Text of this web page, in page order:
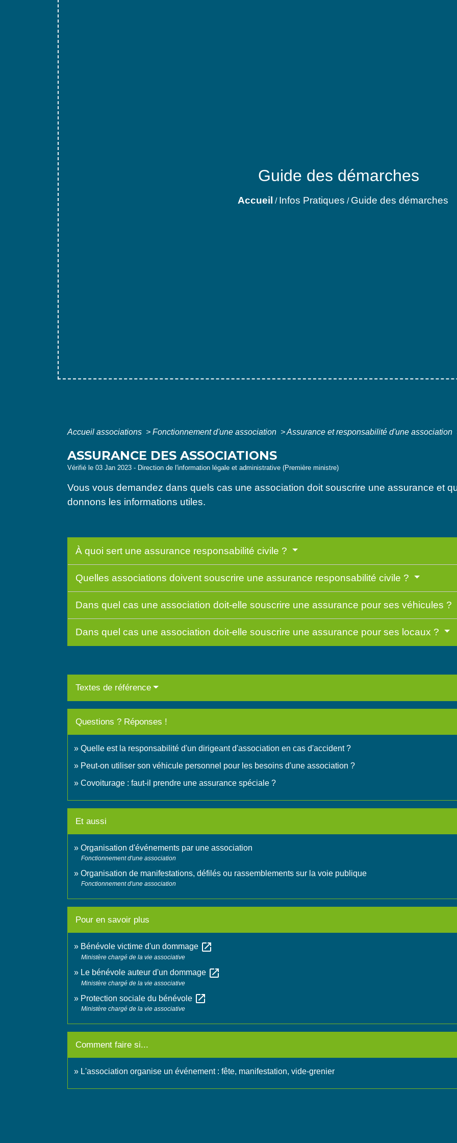
Guide des démarches
Accueil / Infos Pratiques / Guide des démarches
Accueil associations > Fonctionnement d'une association >Assurance et responsabilité d'une association
ASSURANCE DES ASSOCIATIONS
Vérifié le 03 Jan 2023 - Direction de l'information légale et administrative (Première ministre)
Vous vous demandez dans quels cas une association doit souscrire une assurance et
donnons les informations utiles.
À quoi sert une assurance responsabilité civile ?
Quelles associations doivent souscrire une assurance responsabilité civile ?
Dans quel cas une association doit-elle souscrire une assurance pour ses véhicules ?
Dans quel cas une association doit-elle souscrire une assurance pour ses locaux ?
Textes de référence
Questions ? Réponses !
Quelle est la responsabilité d'un dirigeant d'association en cas d'accident ?
Peut-on utiliser son véhicule personnel pour les besoins d'une association ?
Covoiturage : faut-il prendre une assurance spéciale ?
Et aussi
Organisation d'événements par une association
Fonctionnement d'une association
Organisation de manifestations, défilés ou rassemblements sur la voie publique
Fonctionnement d'une association
Pour en savoir plus
Bénévole victime d'un dommage open_in_new
Ministère chargé de la vie associative
Le bénévole auteur d'un dommage open_in_new
Ministère chargé de la vie associative
Protection sociale du bénévole open_in_new
Ministère chargé de la vie associative
Comment faire si...
L'association organise un événement : fête, manifestation, vide-grenier